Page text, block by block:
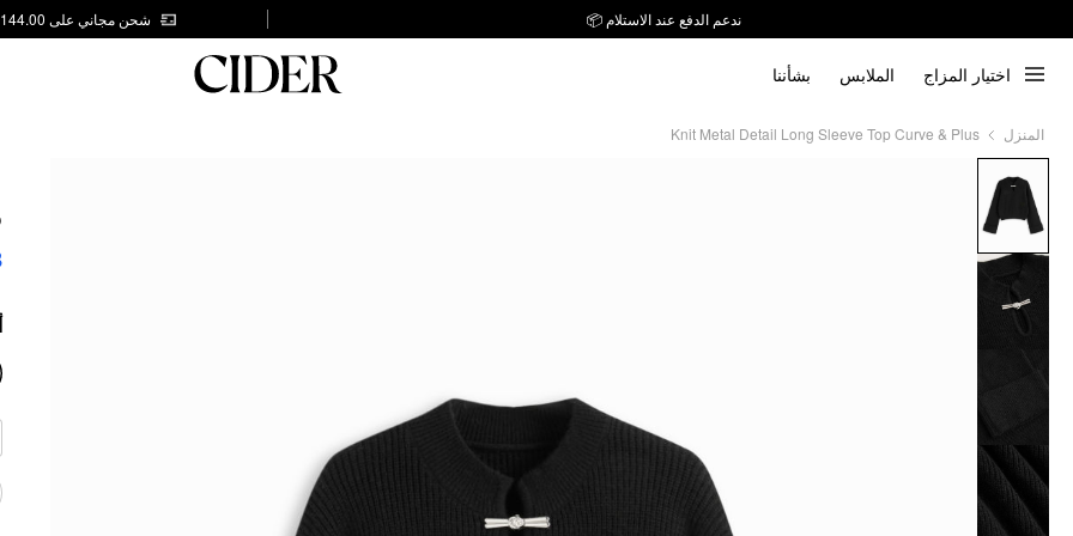
ندعم الدفع عند الاستلام 📦 شحن مجاني على AED 144.00
اختيار المزاج الملابس بشأننا
المنزل Knit Metal Detail Long Sleeve Top Curve & Plus